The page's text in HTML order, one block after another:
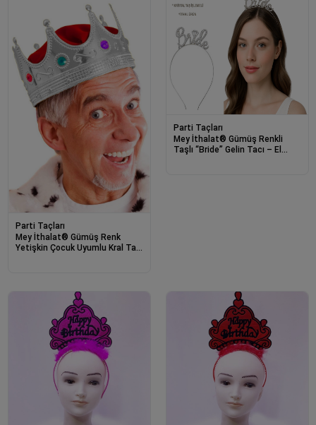
Parti Taçları
Mey İthalat® Gümüş Renk
Yetişkin Çocuk Uyumlu Kral Tacı
Parti Taçları
Mey İthalat® Gümüş Renkli
Taşlı “Bride” Gelin Tacı – El